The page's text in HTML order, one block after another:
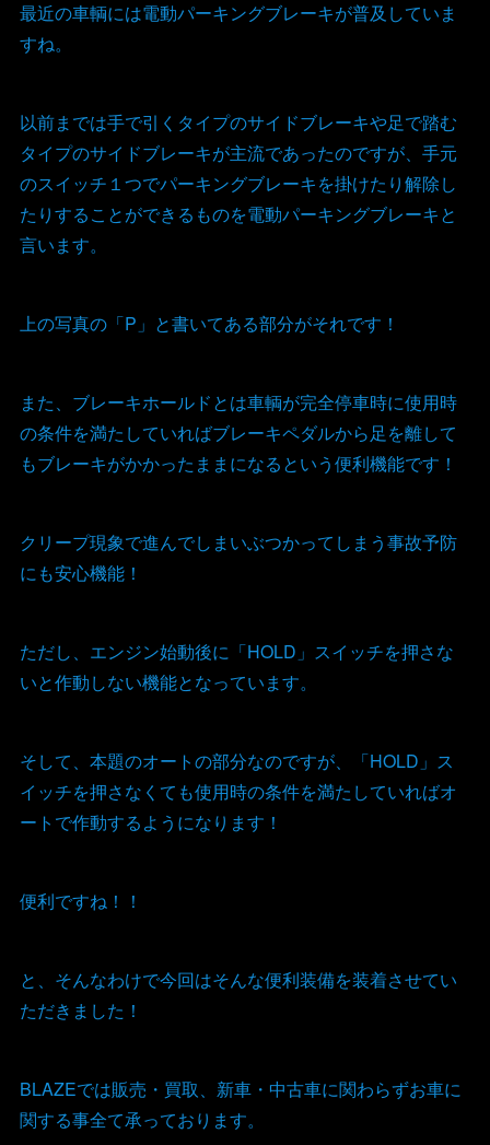
最近の車輌には電動パーキングブレーキが普及していま
すね。
以前までは手で引くタイプのサイドブレーキや足で踏む
タイプのサイドブレーキが主流であったのですが、手元
のスイッチ１つでパーキングブレーキを掛けたり解除し
たりすることができるものを電動パーキングブレーキと
言います。
上の写真の「P」と書いてある部分がそれです！
また、ブレーキホールドとは車輌が完全停車時に使用時
の条件を満たしていればブレーキペダルから足を離して
もブレーキがかかったままになるという便利機能です！
クリープ現象で進んでしまいぶつかってしまう事故予防
にも安心機能！
ただし、エンジン始動後に「HOLD」スイッチを押さな
いと作動しない機能となっています。
そして、本題のオートの部分なのですが、「HOLD」ス
イッチを押さなくても使用時の条件を満たしていればオ
ートで作動するようになります！
便利ですね！！
と、そんなわけで今回はそんな便利装備を装着させてい
ただきました！
BLAZEでは販売・買取、新車・中古車に関わらずお車に
関する事全て承っております。